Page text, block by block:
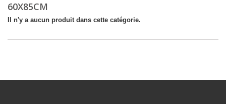
60X85CM
Il n'y a aucun produit dans cette catégorie.